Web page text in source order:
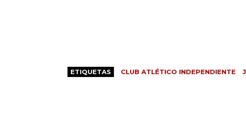
ETIQUETAS CLUB ATLÉTICO INDEPENDIENTE